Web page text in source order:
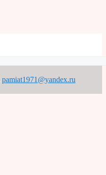
pamiat1971@yandex.ru